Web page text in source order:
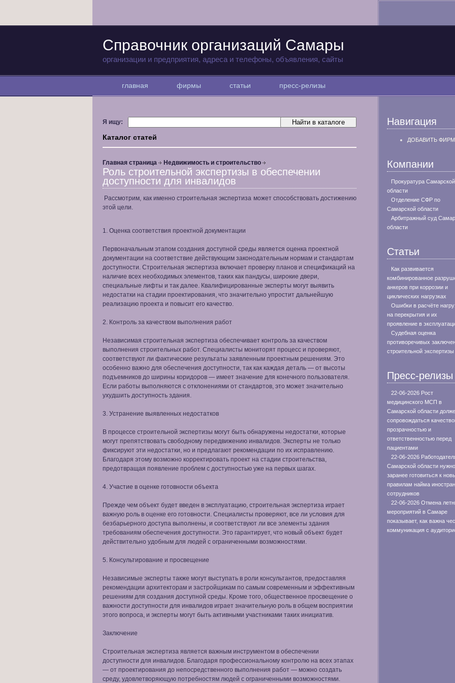
Справочник организаций Самары
организации и предприятия, адреса и телефоны, объявления, сайты
главная фирмы статьи пресс-релизы
Я ищу:
Каталог статей
Главная страница Недвижимость и строительство
Роль строительной экспертизы в обеспечении
доступности для инвалидов
Рассмотрим, как именно строительная экспертиза может способствовать достижению
этой цели.
1. Оценка соответствия проектной документации
Первоначальным этапом создания доступной среды является оценка проектной
документации на соответствие действующим законодательным нормам и стандартам
доступности. Строительная экспертиза включает проверку планов и спецификаций на
наличие всех необходимых элементов, таких как пандусы, широкие двери,
специальные лифты и так далее. Квалифицированные эксперты могут выявить
недостатки на стадии проектирования, что значительно упростит дальнейшую
реализацию проекта и повысит его качество.
2. Контроль за качеством выполнения работ
Независимая строительная экспертиза обеспечивает контроль за качеством
выполнения строительных работ. Специалисты мониторят процесс и проверяют,
соответствуют ли фактические результаты заявленным проектным решениям. Это
особенно важно для обеспечения доступности, так как каждая деталь — от высоты
подъемников до ширины коридоров — имеет значение для конечного пользователя.
Если работы выполняются с отклонениями от стандартов, это может значительно
ухудшить доступность здания.
3. Устранение выявленных недостатков
В процессе строительной экспертизы могут быть обнаружены недостатки, которые
могут препятствовать свободному передвижению инвалидов. Эксперты не только
фиксируют эти недостатки, но и предлагают рекомендации по их исправлению.
Благодаря этому возможно корректировать проект на стадии строительства,
предотвращая появление проблем с доступностью уже на первых шагах.
4. Участие в оценке готовности объекта
Прежде чем объект будет введен в эксплуатацию, строительная экспертиза играет
важную роль в оценке его готовности. Специалисты проверяют, все ли условия для
безбарьерного доступа выполнены, и соответствуют ли все элементы здания
требованиям обеспечения доступности. Это гарантирует, что новый объект будет
действительно удобным для людей с ограниченными возможностями.
5. Консультирование и просвещение
Независимые эксперты также могут выступать в роли консультантов, предоставляя
рекомендации архитекторам и застройщикам по самым современным и эффективным
решениям для создания доступной среды. Кроме того, общественное просвещение о
важности доступности для инвалидов играет значительную роль в общем восприятии
этого вопроса, и эксперты могут быть активными участниками таких инициатив.
Заключение
Строительная экспертиза является важным инструментом в обеспечении
доступности для инвалидов. Благодаря профессиональному контролю на всех этапах
— от проектирования до непосредственного выполнения работ — можно создать
среду, удовлетворяющую потребностям людей с ограниченными возможностями.
Навигация
ДОБАВИТЬ
Компании
Прокуратура Самарской
области
Отделение СФР по
Самарской области
Арбитражный суд
области
Статьи
Как развивается
комбинированное
анкеров при коррозии и
циклических нагрузках
Ошибки в расчёте
на перекрытия и их
проявление в
Судебная оценка
противоречивых
строительной экспертизы
Пресс-релизы
22-06-2026 Рост
медицинского МСП в
Самарской области
сопровождаться
прозрачностью и
ответственностью перед
пациентами
22-06-2026
Самарской области нужно
заранее готовиться к
правилам найма
сотрудников
22-06-2026 Отмена
мероприятий в Самаре
показывает, как важна
коммуникация с